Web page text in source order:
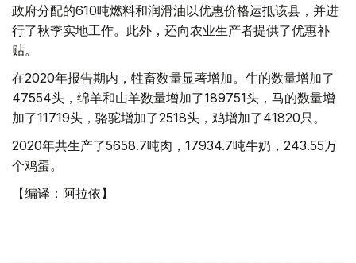
政府分配的610吨燃料和润滑油以优惠价格运抵该县，并进
行了秋季实地工作。此外，还向农业生产者提供了优惠补
贴。
在2020年报告期内，牲畜数量显著增加。牛的数量增加了
47554头，绵羊和山羊数量增加了189751头，马的数量增
加了11719头，骆驼增加了2518头，鸡增加了41820只。
2020年共生产了5658.7吨肉，17934.7吨牛奶，243.55万
个鸡蛋。
【编译：阿拉依】